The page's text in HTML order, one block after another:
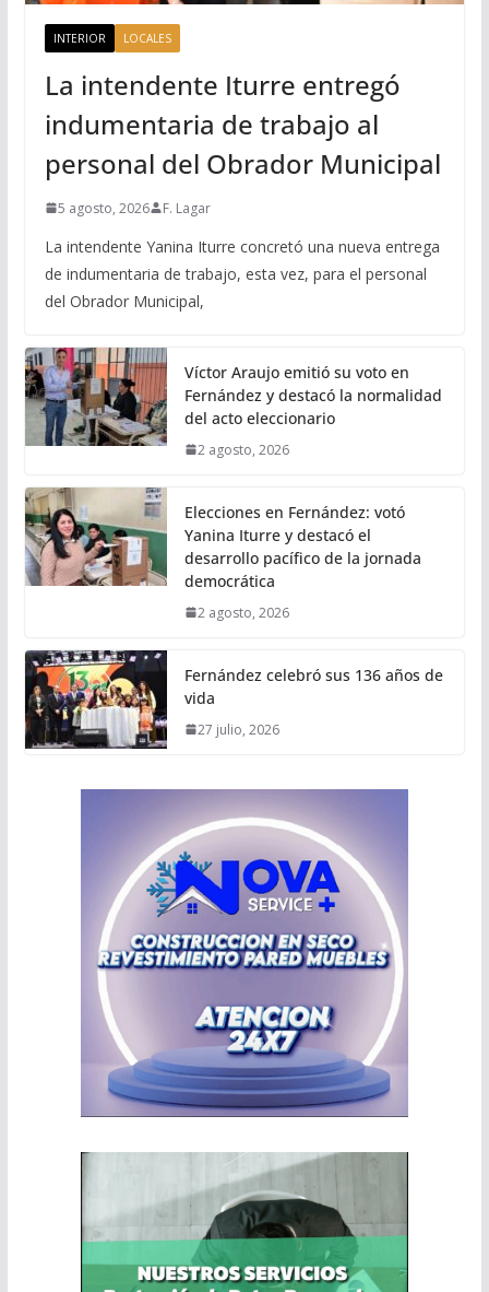
INTERIOR LOCALES
La intendente Iturre entregó
indumentaria de trabajo al
personal del Obrador Municipal
5 agosto, 2026 F. Lagar
La intendente Yanina Iturre concretó una nueva entrega
de indumentaria de trabajo, esta vez, para el personal
del Obrador Municipal,
Víctor Araujo emitió su voto en
Fernández y destacó la normalidad
del acto eleccionario
2 agosto, 2026
Elecciones en Fernández: votó
Yanina Iturre y destacó el
desarrollo pacífico de la jornada
democrática
2 agosto, 2026
Fernández celebró sus 136 años de
vida
27 julio, 2026